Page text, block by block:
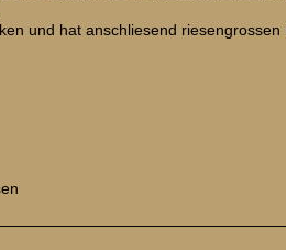
und hat anschliesend